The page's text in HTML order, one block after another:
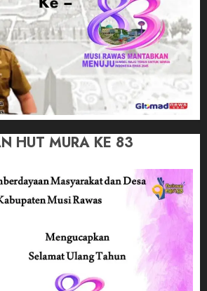
HUT MURA KE 83